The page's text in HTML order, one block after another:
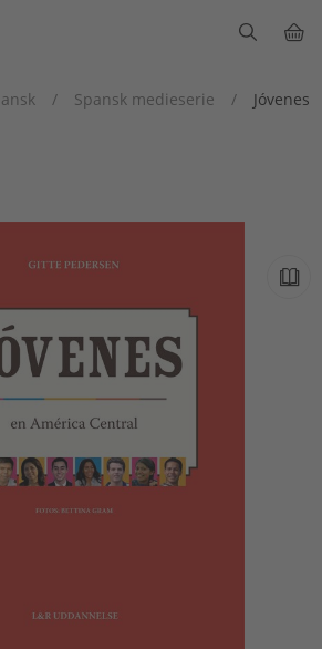
/ Spansk medieserie /
Jóvenes